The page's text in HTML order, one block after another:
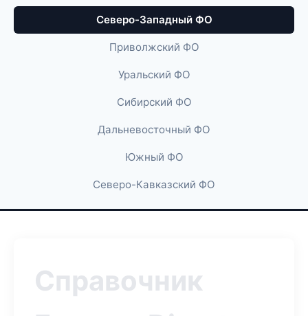
Северо-Западный ФО
Приволжский ФО
Уральский ФО
Сибирский ФО
Дальневосточный ФО
Южный ФО
Северо-Кавказский ФО
Справочник